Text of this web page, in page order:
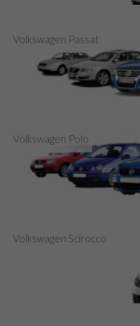
Volkswagen Passat
Volkswagen Polo
Volkswagen Scirocco